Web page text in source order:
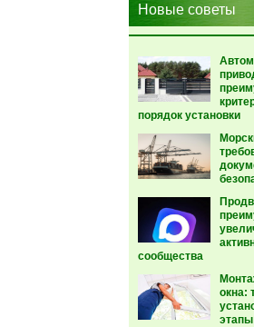
Новые советы
порядок установки
сообщества
окна:
этапы